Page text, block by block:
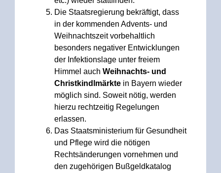
Die Staatsregierung bekräftigt, dass
in der kommenden Advents- und
Weihnachtszeit vorbehaltlich
besonders negativer Entwicklungen
der Infektionslage unter freiem
Himmel auch Weihnachts- und
Christkindlmärkte in Bayern wieder
möglich sind. Soweit nötig, werden
hierzu rechtzeitig Regelungen
erlassen.
Das Staatsministerium für Gesundheit
und Pflege wird die nötigen
Rechtsänderungen vornehmen und
den zugehörigen Bußgeldkatalog